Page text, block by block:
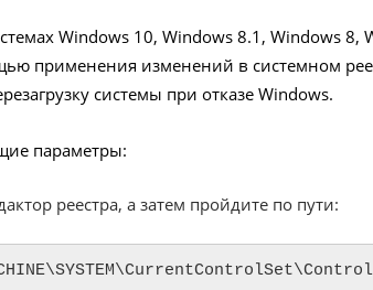
Windows 10, Windows 8.1, Windows 8,
применения изменений в системном
системы при отказе Windows.
параметры:
реестра, а затем пройдите по пути: